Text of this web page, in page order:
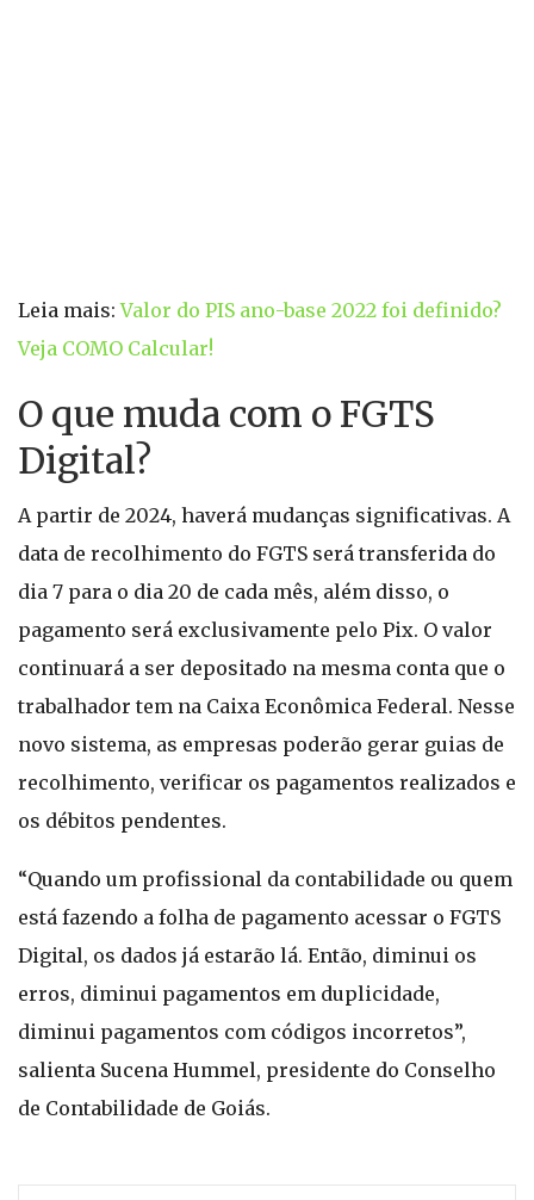
Leia mais:Valor do PIS ano-base 2022 foi definido?
Veja COMO Calcular!
O que muda com o FGTS
Digital?
A partir de 2024, haverá mudanças significativas. A
data de recolhimento do FGTS será transferida do
dia 7 para o dia 20 de cada mês, além disso, o
pagamento será exclusivamente pelo Pix. O valor
continuará a ser depositado na mesma conta que o
trabalhador tem na Caixa Econômica Federal. Nesse
novo sistema, as empresas poderão gerar guias de
recolhimento, verificar os pagamentos realizados e
os débitos pendentes.
“Quando um profissional da contabilidade ou quem
está fazendo a folha de pagamento acessar o FGTS
Digital, os dados já estarão lá. Então, diminui os
erros, diminui pagamentos em duplicidade,
diminui pagamentos com códigos incorretos”,
salienta Sucena Hummel, presidente do Conselho
de Contabilidade de Goiás.